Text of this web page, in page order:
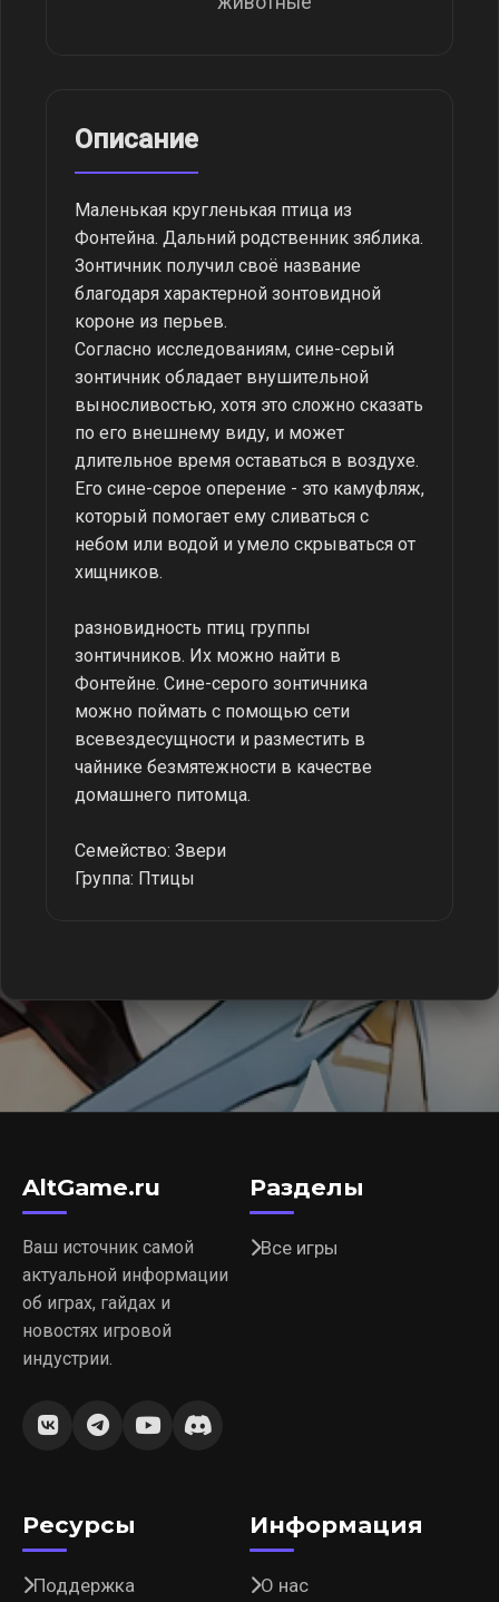
Описание
Маленькая кругленькая птица из
Фонтейна. Дальний родственник зяблика.
Зонтичник получил своё название
благодаря характерной зонтовидной
короне из перьев.
Согласно исследованиям, сине-серый
зонтичник обладает внушительной
выносливостью, хотя это сложно сказать
по его внешнему виду, и может
длительное время оставаться в воздухе.
Его сине-серое оперение - это камуфляж,
который помогает ему сливаться с
небом или водой и умело скрываться от
хищников.
разновидность птиц группы
зонтичников. Их можно найти в
Фонтейне. Сине-серого зонтичника
можно поймать с помощью сети
всевездесущности и разместить в
чайнике безмятежности в качестве
домашнего питомца.
Семейство: Звери
Группа: Птицы
AltGame.ru
Ваш источник самой
актуальной информации
об играх, гайдах и
новостях игровой
индустрии.
Разделы
Все игры
Ресурсы
Поддержка
Информация
О нас